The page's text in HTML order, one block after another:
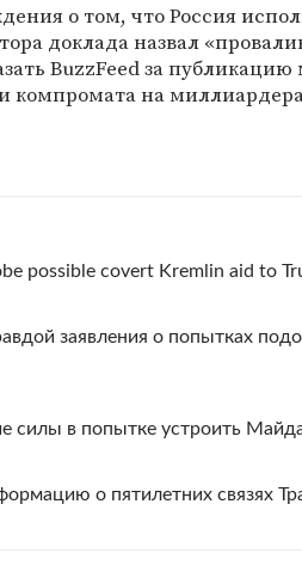
о том, что Россия
доклада назвал
BuzzFeed за
компромата на
possible covert Kremlin aid to
заявления о попытках
силы в попытке устроить
о пятилетних связях